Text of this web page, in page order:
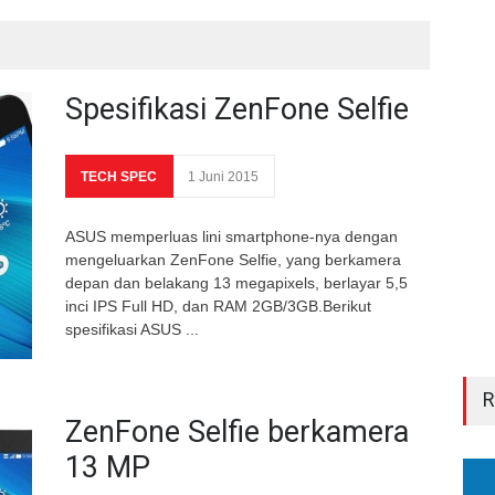
Spesifikasi ZenFone Selfie
TECH SPEC 1 Juni 2015
ASUS memperluas lini smartphone-nya dengan
mengeluarkan ZenFone Selfie, yang berkamera
depan dan belakang 13 megapixels, berlayar 5,5
inci IPS Full HD, dan RAM 2GB/3GB.Berikut
spesifikasi ASUS ...
ZenFone Selfie berkamera
13 MP